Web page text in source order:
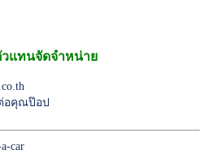
แทนจัดจำหน่าย
ต่อคุณป๊อป
car